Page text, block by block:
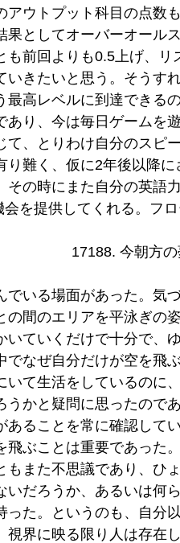
アウトプット科目の点数
果としてオーバーオール
も前回よりも0.5上げ、
いきたいと思う。そうす
最高レベルに到達できる
あり、今は毎日ゲームを
て、とりわけ自分のスピ
り難く、仮に2年後以降
その時にまた自分の英語
を提供してくれる。フ
17188. 今朝方の
でいる場面があった。気
の間のエリアを平泳ぎの
いていくだけで十分で、
でなぜ自分だけが空を飛
いて生活をしているのに
うかと疑問に思ったので
あることを常に確認して
飛ぶことは重要であった
もまた不思議であり、ひ
いだろうか、あるいは何
った。というのも、自分
視界に映る限り人は存在